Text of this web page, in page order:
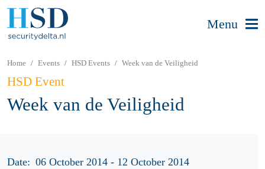
Menu
Home Events HSD Events Week van de Veiligheid
HSD Event
Week van de Veiligheid
Date: 06 October 2014 - 12 October 2014